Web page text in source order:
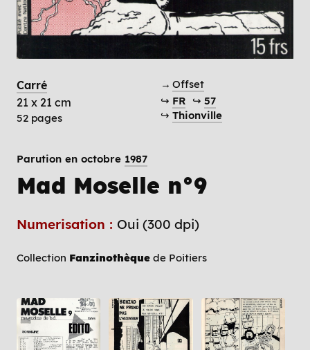
Carré
21 x 21 cm
52 pages
→ Offset
↪ FR ↪ 57
↪ Thionville
Parution en octobre 1987
Mad Moselle n°9
Numerisation : Oui (300 dpi)
Collection Fanzinothèque de Poitiers